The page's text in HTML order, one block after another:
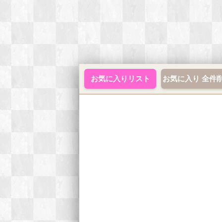
お気に入りリスト お気に入り 全件